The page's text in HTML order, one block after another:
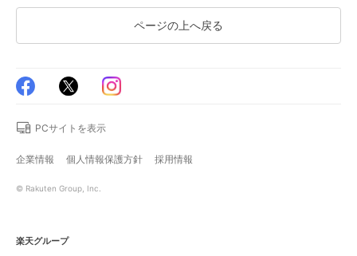
ページの上へ戻る
PCサイトを表示
企業情報 個人情報保護方針 採用情報
© Rakuten Group, Inc.
楽天グループ